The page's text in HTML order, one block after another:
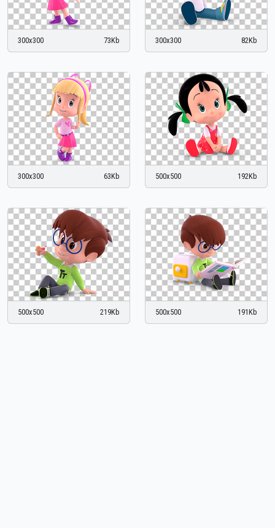
300x300 73Kb 300x300 82Kb
300x300 63Kb 500x500 192Kb
500x500 219Kb 500x500 191Kb